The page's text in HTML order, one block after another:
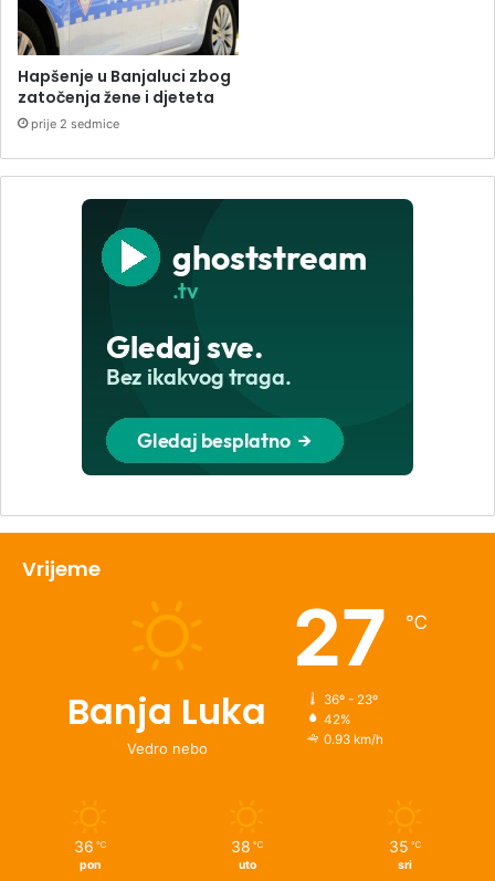
Hapšenje u Banjaluci zbog
zatočenja žene i djeteta
prije 2 sedmice
Vrijeme
Banja Luka
Vedro nebo
27 ℃
36º - 23º
42%
0.93 km/h
36 ℃
pon
38 ℃
uto
35 ℃
sri